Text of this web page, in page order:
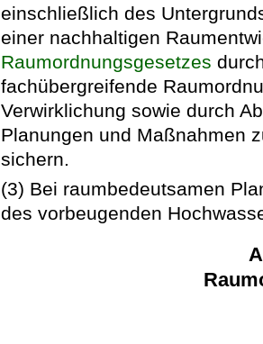
einschließlich des
einer nachhaltigen
Raumordnungsgesetzes
fachübergreifende
Verwirklichung sowie durch
Planungen und Maßnahmen
sichern.
(3) Bei raumbedeutsamen
des vorbeugenden